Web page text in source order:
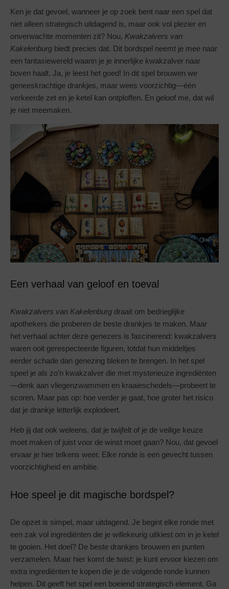
Ken je dat gevoel, wanneer je op zoek bent naar een spel dat
niet alleen strategisch uitdagend is, maar ook vol plezier en
onverwachte momenten zit? Nou, Kwakzalvers van
Kakelenburg biedt precies dat. Dit bordspel neemt je mee naar
een fantasiewereld waarin je je innerlijke kwakzalver naar
boven haalt. Ja, je leest het goed! In dit spel brouwen we
geneeskrachtige drankjes, maar wees voorzichtig—één
verkeerde zet en je ketel kan ontploffen. En geloof me, dat wil
je niet meemaken.
Een verhaal van geloof en toeval
Kwakzalvers van Kakelenburg draait om bedrieglijke
apothekers die proberen de beste drankjes te maken. Maar
het verhaal achter deze genezers is fascinerend: kwakzalvers
waren ooit gerespecteerde figuren, totdat hun middeltjes
eerder schade dan genezing bleken te brengen. In het spel
speel je als zo’n kwakzalver die met mysterieuze ingrediënten
—denk aan vliegenzwammen en kraaieschedels—probeert te
scoren. Maar pas op: hoe verder je gaat, hoe groter het risico
dat je drankje letterlijk explodeert.
Heb jij dat ook weleens, dat je twijfelt of je de veilige keuze
moet maken of juist voor de winst moet gaan? Nou, dat gevoel
ervaar je hier telkens weer. Elke ronde is een gevecht tussen
voorzichtigheid en ambitie.
Hoe speel je dit magische bordspel?
De opzet is simpel, maar uitdagend. Je begint elke ronde met
een zak vol ingrediënten die je willekeurig uitkiest om in je ketel
te gooien. Het doel? De beste drankjes brouwen en punten
verzamelen. Maar hier komt de twist: je kunt ervoor kiezen om
extra ingrediënten te kopen die je de volgende ronde kunnen
helpen. Dit geeft het spel een boeiend strategisch element. Ga